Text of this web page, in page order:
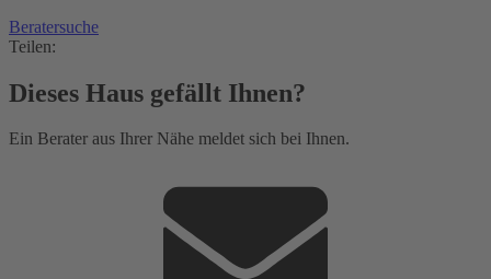
Beratersuche
Teilen:
Dieses Haus gefällt Ihnen?
Ein Berater aus Ihrer Nähe meldet sich bei Ihnen.